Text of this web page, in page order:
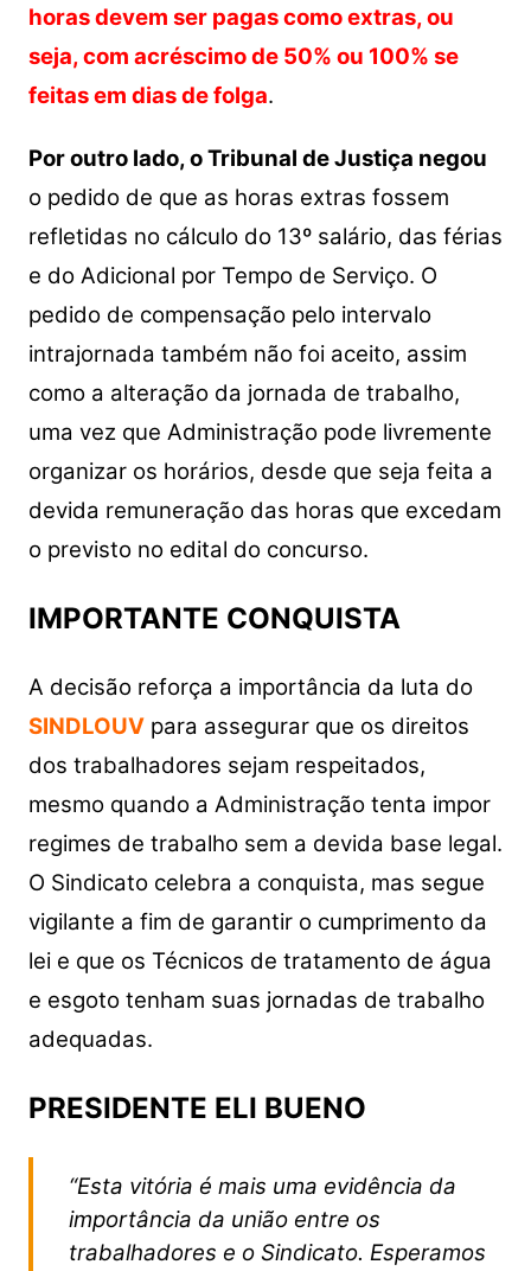
horas devem ser pagas como extras, ou
seja, com acréscimo de 50% ou 100% se
feitas em dias de folga.
Por outro lado, o Tribunal de Justiça negou
o pedido de que as horas extras fossem
refletidas no cálculo do 13º salário, das férias
e do Adicional por Tempo de Serviço. O
pedido de compensação pelo intervalo
intrajornada também não foi aceito, assim
como a alteração da jornada de trabalho,
uma vez que Administração pode livremente
organizar os horários, desde que seja feita a
devida remuneração das horas que excedam
o previsto no edital do concurso.
IMPORTANTE CONQUISTA
A decisão reforça a importância da luta do
SINDLOUVpara assegurar que os direitos
dos trabalhadores sejam respeitados,
mesmo quando a Administração tenta impor
regimes de trabalho sem a devida base legal.
O Sindicato celebra a conquista, mas segue
vigilante a fim de garantir o cumprimento da
lei e que os Técnicos de tratamento de água
e esgoto tenham suas jornadas de trabalho
adequadas.
PRESIDENTE ELI BUENO
“Esta vitória é mais uma evidência da
importância da união entre os
trabalhadores e o Sindicato. Esperamos